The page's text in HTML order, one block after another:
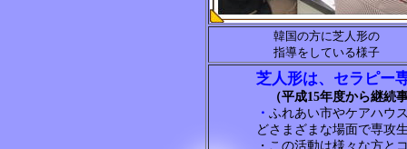
韓国の方に芝人形の
指導をしている様子
芝人形は、セラピー
（平成15年度から継続
・ ふれあい市やケアハウ
どさまざまな場面で専攻
・この活動は様々な方と